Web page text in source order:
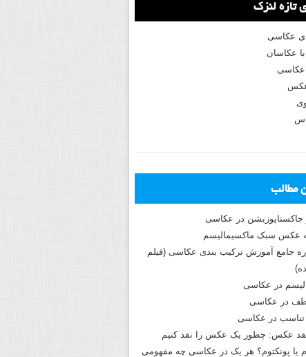
تازه لنزک
عکاسی
عکاسان
عکاسی
مطالب
جاکستا‌پوزیشن در عکاسی
جامع آموزش ترکیب بندی عکاسی (فیلم
در عکاسی
در عکاسی
و تناسب در عکاسی
عکس: چطور یک عکس را نقد کنیم
یا پونکتوم؟ هر یک در عکاسی چه مفهومی